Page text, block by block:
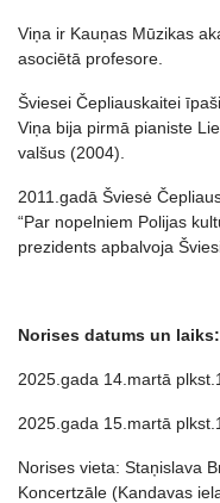
Viņa ir Kauņas Mūzikas
asociētā profesore.
Šviesei Čepliauskaitei
Viņa bija pirmā pianiste
valšus (2004).
2011.gadā Šviesė
“Par nopelniem Polijas
prezidents apbalvoja
Norises datums un laiks:
2025.gada 14.martā
2025.gada 15.martā
Norises vieta: Staņislava
Koncertzāle (Kandavas